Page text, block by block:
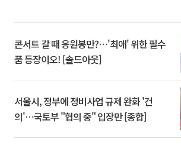
콘서트 갈 때 응원봉만?⋯'최애' 위한 필수
품 등장이오! [솔드아웃]
서울시, 정부에 정비사업 규제 완화 '건
의'⋯국토부 "협의 중" 입장만 [종합]